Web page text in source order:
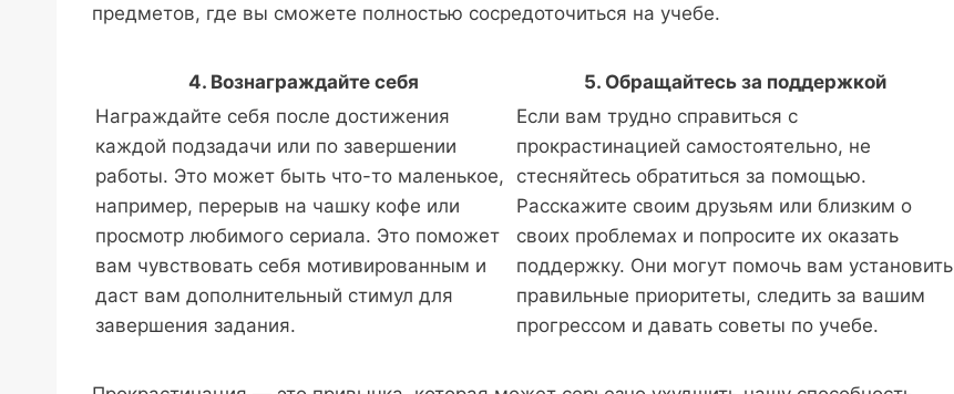
предметов, где вы сможете полностью сосредоточиться на учебе.
4. Вознаграждайте себя
5. Обращайтесь за поддержкой
Награждайте себя после достижения
каждой подзадачи или по завершении
работы. Это может быть что-то маленькое,
например, перерыв на чашку кофе или
просмотр любимого сериала. Это поможет
вам чувствовать себя мотивированным и
даст вам дополнительный стимул для
завершения задания.
Если вам трудно справиться с
прокрастинацией самостоятельно, не
стесняйтесь обратиться за помощью.
Расскажите своим друзьям или близким о
своих проблемах и попросите их оказать
поддержку. Они могут помочь вам установить
правильные приоритеты, следить за вашим
прогрессом и давать советы по учебе.